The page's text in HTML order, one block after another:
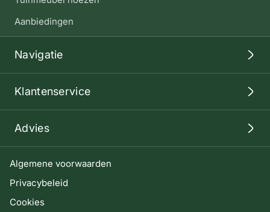
Algemene voorwaarden
Privacybeleid
Cookies
Aanbiedingen
Navigatie
Klantenservice
Advies